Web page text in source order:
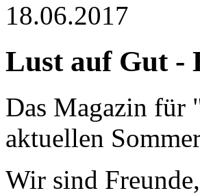
18.06.2017
Lust auf Gut -
Das Magazin für
aktuellen
Wir sind